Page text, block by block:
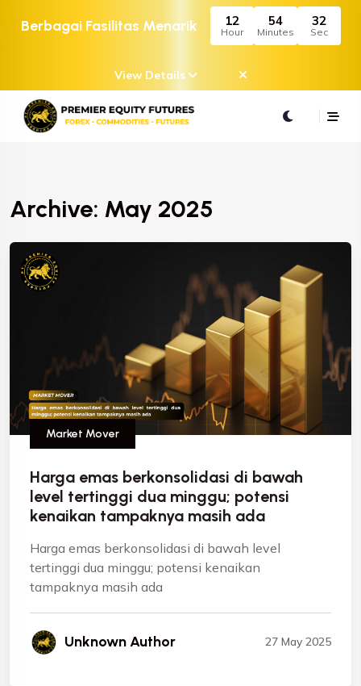
Berbagai Fasilitas Menarik 12
Hour
54
Minutes
32
Sec
View Details
Archive: May 2025
Market Mover
Harga emas berkonsolidasi di bawah
level tertinggi dua minggu; potensi
kenaikan tampaknya masih ada
Harga emas berkonsolidasi di bawah level
tertinggi dua minggu; potensi kenaikan
tampaknya masih ada
Unknown Author 27 May 2025